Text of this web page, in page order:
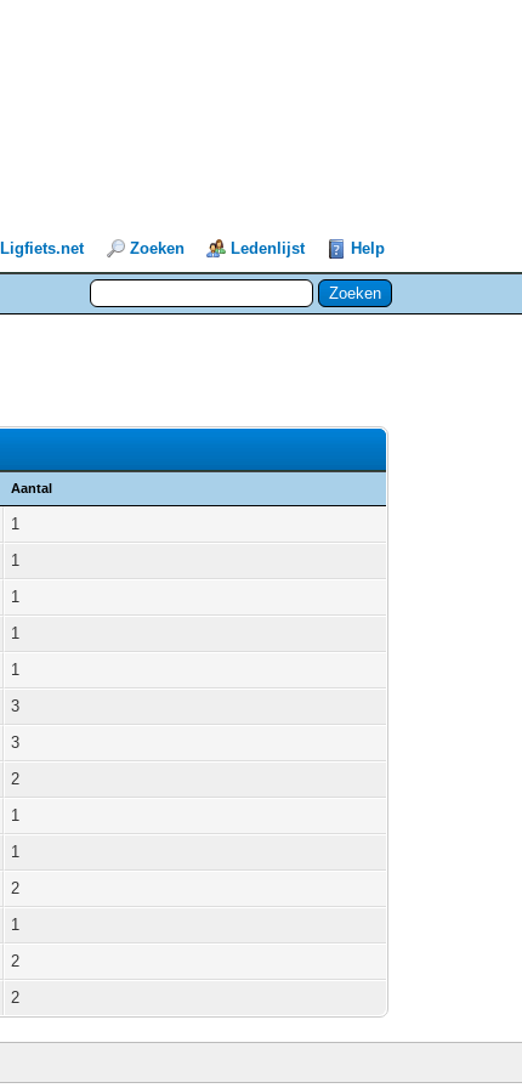
Ligfiets.net Zoeken Ledenlijst Help
Aantal
1
1
1
1
1
3
3
2
1
1
2
1
2
2